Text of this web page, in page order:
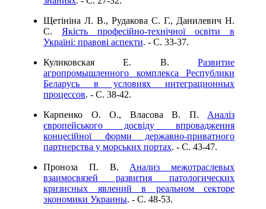
Щетініна Л. В., Рудакова С. Г., Данилевич Н.
С. Якість професійно-технічної освіти в
Україні: правові аспекти. - C. 33-37.
Куликовская Е. В. Развитие
агропромышленного комплекса Республики
Беларусь в условиях интеграционных
процессов. - C. 38-42.
Карпенко О. О., Власова В. П. Аналіз
європейського досвіду впровадження
концесійної форми державно-приватного
партнерства у морських портах. - C. 43-47.
Проноза П. В. Анализ межотраслевых
взаимосвязей развития патологических
кризисных явлений в реальном секторе
экономики Украины. - C. 48-53.